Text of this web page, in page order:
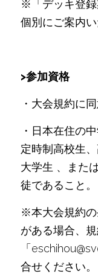
※「デッキ登録
個別にご案内い
>参加資格
・大会規約に
・日本在住の
定時制高校生
大学生 、また
徒であること。
※本大会規約の
がある場合、
「
合せください。